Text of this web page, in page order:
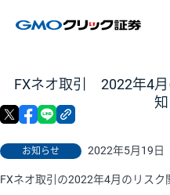
FXネオ取引 2022年4
お知らせ 2022年5月19日
X facebook
FXネオ取引の2022年4月のリスク